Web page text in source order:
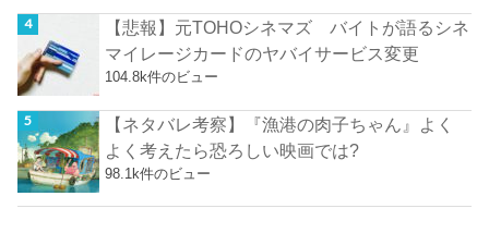
【悲報】元TOHOシネマズ バイトが語るシネ
マイレージカードのヤバイサービス変更
104.8k件のビュー
【ネタバレ考察】『漁港の肉子ちゃん』よく
よく考えたら恐ろしい映画では?
98.1k件のビュー